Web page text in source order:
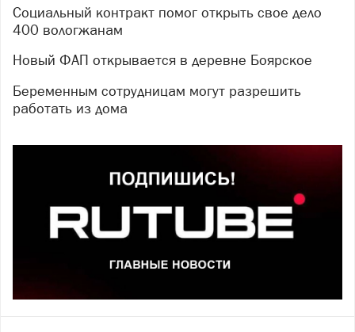
Социальный контракт помог открыть свое дело
400 вологжанам
Новый ФАП открывается в деревне Боярское
Беременным сотрудницам могут разрешить
работать из дома